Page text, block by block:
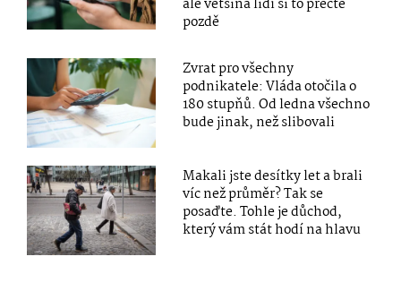
ale většina lidí si to přečte
pozdě
Zvrat pro všechny
podnikatele: Vláda otočila o
180 stupňů. Od ledna všechno
bude jinak, než slibovali
Makali jste desítky let a brali
víc než průměr? Tak se
posaďte. Tohle je důchod,
který vám stát hodí na hlavu